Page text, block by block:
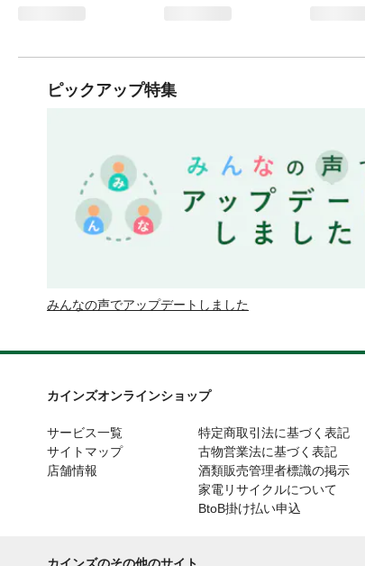
ピックアップ特集
みんなの声でアップデートしました
カインズオンラインショップ
サービス一覧
サイトマップ
店舗情報
特定商取引法に基づく表記
古物営業法に基づく表記
酒類販売管理者標識の掲示
家電リサイクルについて
BtoB掛け払い申込